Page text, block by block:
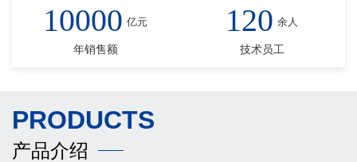
10000 亿元
年销售额
120 余人
技术员工
PRODUCTS
产品介绍